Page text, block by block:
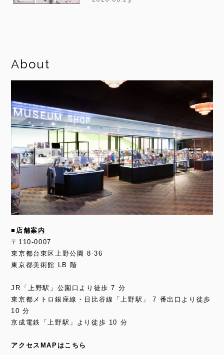
About
■店舗案内
〒110-0007
東京都台東区上野公園 8-36
東京都美術館 LB 階
JR「上野駅」公園口より徒歩 7 分
東京都メトロ銀座線・日比谷線「上野駅」 7 番出口より徒歩
10 分
京成電鉄「上野駅」より徒歩 10 分
アクセスMAPはこちら